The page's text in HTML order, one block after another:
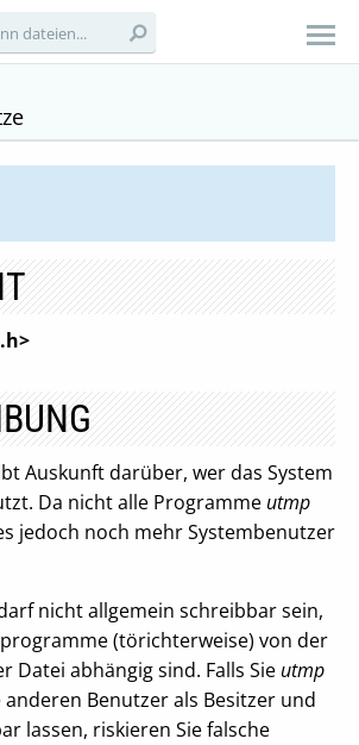
Auskunft darüber, wer das System
Da nicht alle Programme utmp
jedoch noch mehr Systembenutzer
nicht allgemein schreibbar sein,
(törichterweise) von der
Datei abhängig sind. Falls Sie utmp
Benutzer als Besitzer und
lassen, riskieren Sie falsche